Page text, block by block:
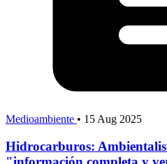
Medioambiente • 15 Aug 2025
Hidrocarburos: